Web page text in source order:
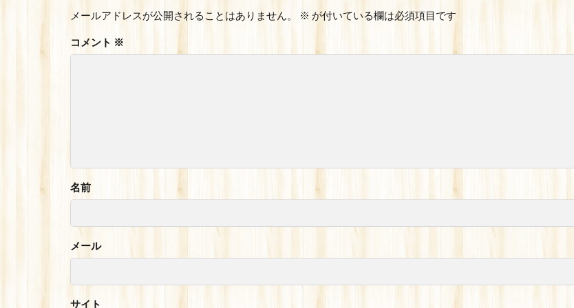
メールアドレスが公開されることはありません。 ※ が付いている欄は必須項目です
コメント ※
名前
メール
サイト